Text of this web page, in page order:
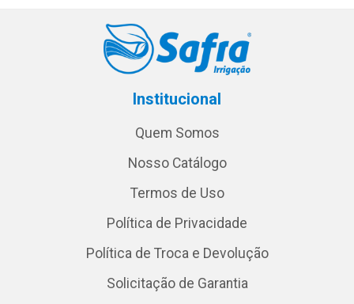
Institucional
Quem Somos
Nosso Catálogo
Termos de Uso
Política de Privacidade
Política de Troca e Devolução
Solicitação de Garantia